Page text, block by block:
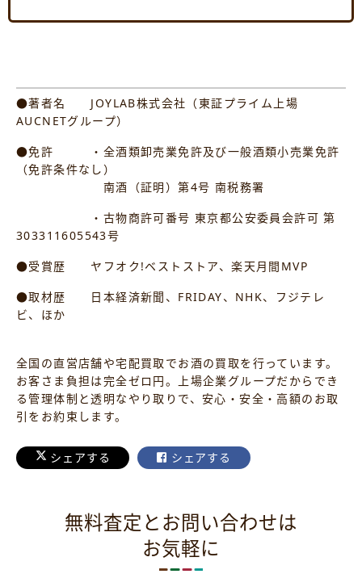
●著者名 JOYLAB株式会社（東証プライム上場
AUCNETグループ）
●免許 ・全酒類卸売業免許及び一般酒類小売業免許
（免許条件なし）
南酒（証明）第4号 南税務署
・古物商許可番号 東京都公安委員会許可 第
303311605543号
●受賞歴 ヤフオク!ベストストア、楽天月間MVP
●取材歴 日本経済新聞、FRIDAY、NHK、フジテレ
ビ、ほか
全国の直営店舗や宅配買取でお酒の買取を行っています。
お客さま負担は完全ゼロ円。上場企業グループだからでき
る管理体制と透明なやり取りで、安心・安全・高額のお取
引をお約束します。
シェアする シェアする
無料査定とお問い合わせは
お気軽に